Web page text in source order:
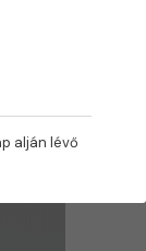
alján lévő